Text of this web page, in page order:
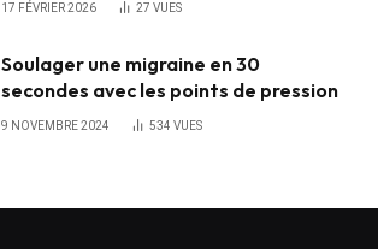
17 FÉVRIER 2026 27 VUES
Soulager une migraine en 30
secondes avec les points de pression
9 NOVEMBRE 2024 534 VUES